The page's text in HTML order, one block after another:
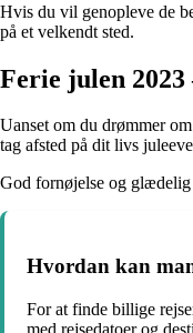
Hvis du vil genopleve de
på et velkendt sted.
Ferie julen
Uanset om du drømmer
tag afsted på dit livs
God fornøjelse og
Hvordan kan
For at finde billige
med rejsedatoer og